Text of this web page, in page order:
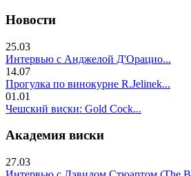
Новости
25.03
Интервью с Анджелой Д'Орацио...
14.07
Прогулка по винокурне R.Jelinek...
01.01
Чешский виски: Gold Cock...
Академия виски
27.03